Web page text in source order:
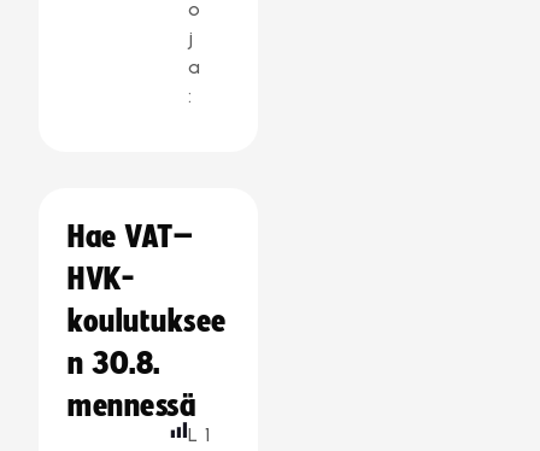
o
j
a
:
Hae VAT–
HVK-
koulutuksee
n 30.8.
mennessä
L 1